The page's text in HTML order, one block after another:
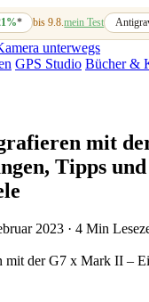
* bis 9.8.mein Test
unterwegs
GPS Studio Bücher &
mit
Tipps und
2023 · 4 Min
mit der G7 x Mark II –